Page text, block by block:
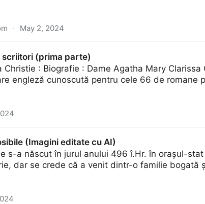
· May 2, 2024
scriitori (prima parte)
Christie : Biografie : Dame Agatha Mary Clarissa
engleză cunoscută pentru cele 66 de romane
(Imagini editate cu AI)
s-a născut în jurul anului 496 î.Hr. în orașul-
dar se crede că a venit dintr-o familie bogată